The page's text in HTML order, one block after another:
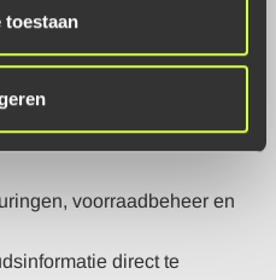
toestaan
bij mijn bedrijf?
voorraadbeheer en
direct te